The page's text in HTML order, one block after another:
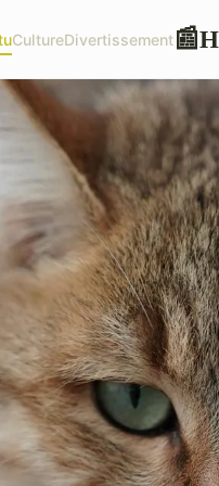
CultureDivertissement📰